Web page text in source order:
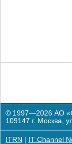
© 1997—2026 АО
109147 г. Москва,
ITRN IT Channel